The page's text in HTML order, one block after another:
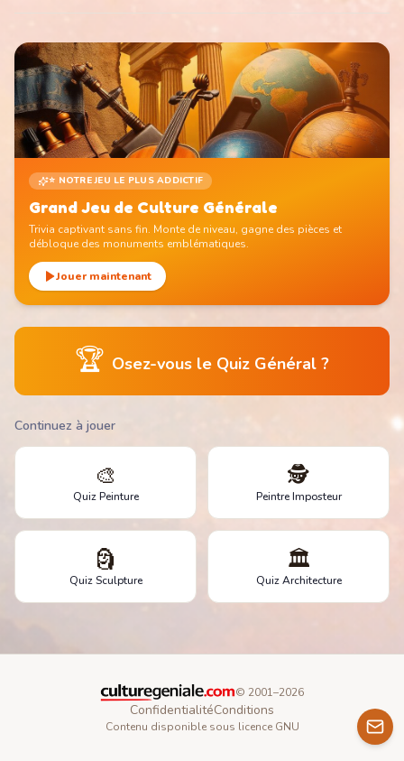
⭐ NOTRE JEU LE PLUS ADDICTIF
Grand Jeu de Culture Générale
Trivia captivant sans fin. Monte de niveau, gagne des pièces et
débloque des monuments emblématiques.
Jouer maintenant
🏆 Osez-vous le Quiz Général ?
Continuez à jouer
🎨
Quiz Peinture
🕵️
Peintre Imposteur
🗿
Quiz Sculpture
🏛️
Quiz Architecture
© 2001–2026
ConfidentialitéConditions
Contenu disponible sous licence GNU